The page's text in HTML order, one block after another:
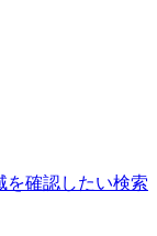
を確認したい検索